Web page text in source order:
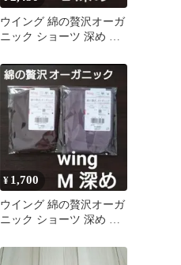
ウイング 綿の贅沢オーガ
ニック ショーツ 深め L3
¥ 1,700
ウイング 綿の贅沢オーガ
ニック ショーツ 深め L2